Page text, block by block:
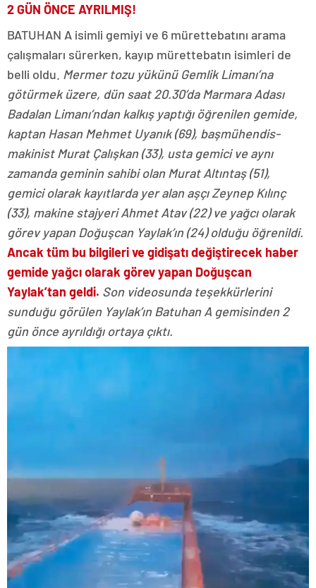
2 GÜN ÖNCE AYRILMIŞ!
BATUHAN A isimli gemiyi ve 6 mürettebatını arama
çalışmaları sürerken, kayıp mürettebatın isimleri de
belli oldu. Mermer tozu yükünü Gemlik Limanı’na
götürmek üzere, dün saat 20.30’da Marmara Adası
Badalan Limanı’ndan kalkış yaptığı öğrenilen gemide,
kaptan Hasan Mehmet Uyanık (69), başmühendis-
makinist Murat Çalışkan (33), usta gemici ve aynı
zamanda geminin sahibi olan Murat Altıntaş (51),
gemici olarak kayıtlarda yer alan aşçı Zeynep Kılınç
(33), makine stajyeri Ahmet Atav (22) ve yağcı olarak
görev yapan Doğuşcan Yaylak’ın (24) olduğu öğrenildi.
Ancak tüm bu bilgileri ve gidişatı değiştirecek haber
gemide yağcı olarak görev yapan Doğuşcan
Yaylak’tan geldi. Son videosunda teşekkürlerini
sunduğu görülen Yaylak’ın Batuhan A gemisinden 2
gün önce ayrıldığı ortaya çıktı.